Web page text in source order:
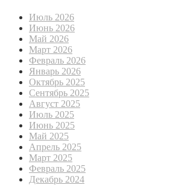
Июль 2026
Июнь 2026
Май 2026
Март 2026
Февраль 2026
Январь 2026
Октябрь 2025
Сентябрь 2025
Август 2025
Июль 2025
Июнь 2025
Май 2025
Апрель 2025
Март 2025
Февраль 2025
Декабрь 2024